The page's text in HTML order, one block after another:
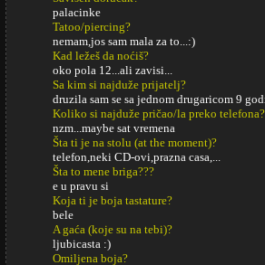
palacinke
Tatoo/piercing?
nemam,jos sam mala za to...:)
Kad ležeš da noćiš?
oko pola 12...ali zavisi...
Sa kim si najduže prijatelj?
druzila sam se sa jednom drugaricom 9
Koliko si najduže pričao/la preko telefona?
nzm...maybe sat vremena
Šta ti je na stolu (at the moment)?
telefon,neki CD-ovi,prazna casa,...
Šta to mene briga???
e u pravu si
Koja ti je boja tastature?
bele
A gaća (koje su na tebi)?
ljubicasta :)
Omiljena boja?